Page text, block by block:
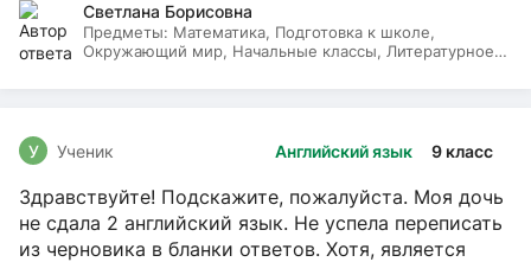
Светлана Борисовна
Предметы: Математика, Подготовка к школе,
Окружающий мир, Начальные классы, Литературное
Английский язык 9 класс
У Ученик
Здравствуйте! Подскажите, пожалуйста. Моя дочь
не сдала 2 английский язык. Не успела переписать
из черновика в бланки ответов. Хотя, является